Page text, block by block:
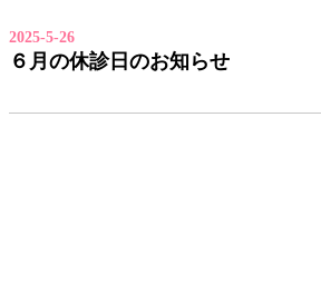
2025-5-26
６月の休診日のお知らせ